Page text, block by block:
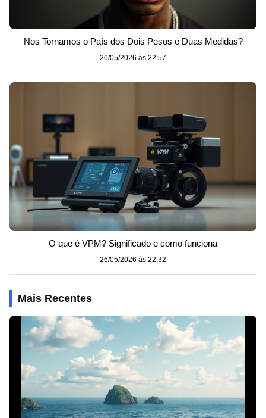
Nos Tornamos o País dos Dois Pesos e Duas Medidas?
26/05/2026 às 22:57
O que é VPM? Significado e como funciona
26/05/2026 às 22:32
Mais Recentes